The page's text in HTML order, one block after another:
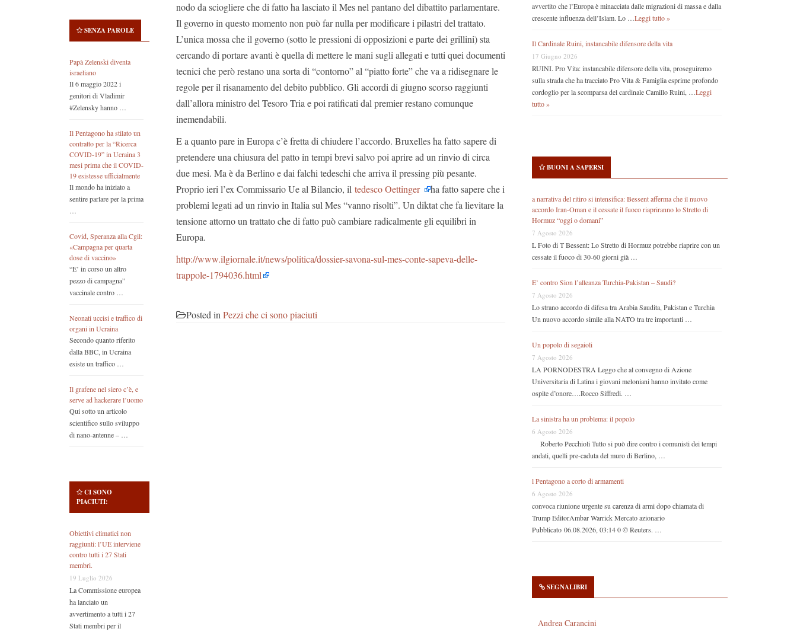
SENZA PAROLE
Papà Zelenski diventa
israeliano
Il 6 maggio 2022 i
genitori di Vladimir
#Zelensky hanno …
Il Pentagono ha stilato un
contratto per la “Ricerca
COVID-19” in Ucraina 3
mesi prima che il COVID-
19 esistesse ufficialmente
Il mondo ha iniziato a
sentire parlare per la prima
…
Covid, Speranza alla Cgil:
«Campagna per quarta
dose di vaccino»
“E’ in corso un altro
pezzo di campagna”
vaccinale contro …
Neonati uccisi e traffico di
organi in Ucraina
Secondo quanto riferito
dalla BBC, in Ucraina
esiste un traffico …
Il grafene nel siero c’è, e
serve ad hackerare l’uomo
Qui sotto un articolo
scientifico sullo sviluppo
di nano-antenne – …
CI SONO
PIACIUTI:
Obiettivi climatici non
raggiunti: l’UE interviene
contro tutti i 27 Stati
membri.
19 Luglio 2026
La Commissione europea
ha lanciato un
avvertimento a tutti i 27
Stati membri per il
nodo da sciogliere che di fatto ha lasciato il Mes nel pantano del dibattito parlamentare.
Il governo in questo momento non può far nulla per modificare i pilastri del trattato.
L’unica mossa che il governo (sotto le pressioni di opposizioni e parte dei grillini) sta
cercando di portare avanti è quella di mettere le mani sugli allegati e tutti quei documenti
tecnici che però restano una sorta di “contorno” al “piatto forte” che va a ridisegnare le
regole per il risanamento del debito pubblico. Gli accordi di giugno scorso raggiunti
dall’allora ministro del Tesoro Tria e poi ratificati dal premier restano comunque
inemendabili.
E a quanto pare in Europa c’è fretta di chiudere l’accordo. Bruxelles ha fatto sapere di
pretendere una chiusura del patto in tempi brevi salvo poi aprire ad un rinvio di circa
due mesi. Ma è da Berlino e dai falchi tedeschi che arriva il pressing più pesante.
Proprio ieri l’ex Commissario Ue al Bilancio, il tedesco Oettinger
ha fatto sapere che i
problemi legati ad un rinvio in Italia sul Mes “vanno risolti”. Un diktat che fa lievitare la
tensione attorno un trattato che di fatto può cambiare radicalmente gli equilibri in
Europa.
http://www.ilgiornale.it/news/politica/dossier-savona-sul-mes-conte-sapeva-delle-
trappole-1794036.html
Posted in Pezzi che ci sono piaciuti
avvertito che l’Europa è minacciata dalle migrazioni di massa e dalla
crescente influenza dell’Islam. Lo … Leggi tutto »
Il Cardinale Ruini, instancabile difensore della vita
17 Giugno 2026
RUINI. Pro Vita: instancabile difensore della vita, proseguiremo
sulla strada che ha tracciato Pro Vita & Famiglia esprime profondo
cordoglio per la scomparsa del cardinale Camillo Ruini, … Leggi
tutto »
BUONI A SAPERSI
a narrativa del ritiro si intensifica: Bessent afferma che il nuovo
accordo Iran-Oman e il cessate il fuoco riapriranno lo Stretto di
Hormuz “oggi o domani”
7 Agosto 2026
L Foto di T Bessent: Lo Stretto di Hormuz potrebbe riaprire con un
cessate il fuoco di 30-60 giorni già …
E’ contro Sion l’alleanza Turchia-Pakistan – Saudi?
7 Agosto 2026
Lo strano accordo di difesa tra Arabia Saudita, Pakistan e Turchia
Un nuovo accordo simile alla NATO tra tre importanti …
Un popolo di segaioli
7 Agosto 2026
LA PORNODESTRA Leggo che al convegno di Azione
Universitaria di Latina i giovani meloniani hanno invitato come
ospite d’onore….Rocco Siffredi. …
La sinistra ha un problema: il popolo
6 Agosto 2026
Roberto Pecchioli Tutto si può dire contro i comunisti dei tempi
andati, quelli pre-caduta del muro di Berlino, …
l Pentagono a corto di armamenti
6 Agosto 2026
convoca riunione urgente su carenza di armi dopo chiamata di
Trump EditorAmbar Warrick Mercato azionario
Pubblicato 06.08.2026, 03:14 0 © Reuters. …
SEGNALIBRI
Andrea Carancini